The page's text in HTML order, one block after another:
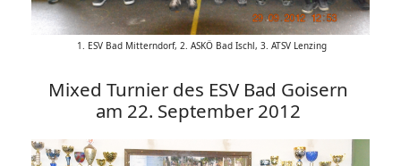
1. ESV Bad Mitterndorf, 2. ASKÖ Bad Ischl, 3. ATSV Lenzing
Mixed Turnier des ESV Bad Goisern
am 22. September 2012